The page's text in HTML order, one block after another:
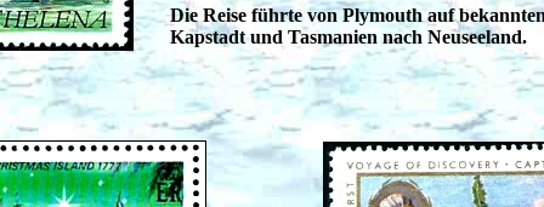
Die Reise führte von Plymouth auf
Kapstadt und Tasmanien nach Neuseeland.